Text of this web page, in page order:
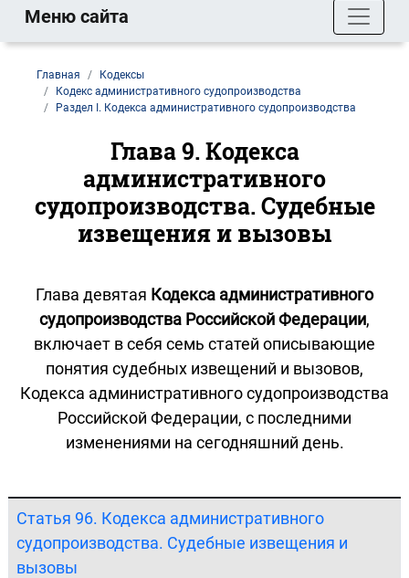
Меню сайта
Главная
Кодексы
Кодекс административного судопроизводства
Раздел I. Кодекса административного судопроизводства
Глава 9. Кодекса
административного
судопроизводства. Судебные
извещения и вызовы
Глава девятая Кодекса административного
судопроизводства Российской Федерации,
включает в себя семь статей описывающие
понятия судебных извещений и вызовов,
Кодекса административного судопроизводства
Российской Федерации, с последними
изменениями на сегодняшний день.
Статья 96. Кодекса административного
судопроизводства. Судебные извещения и
вызовы